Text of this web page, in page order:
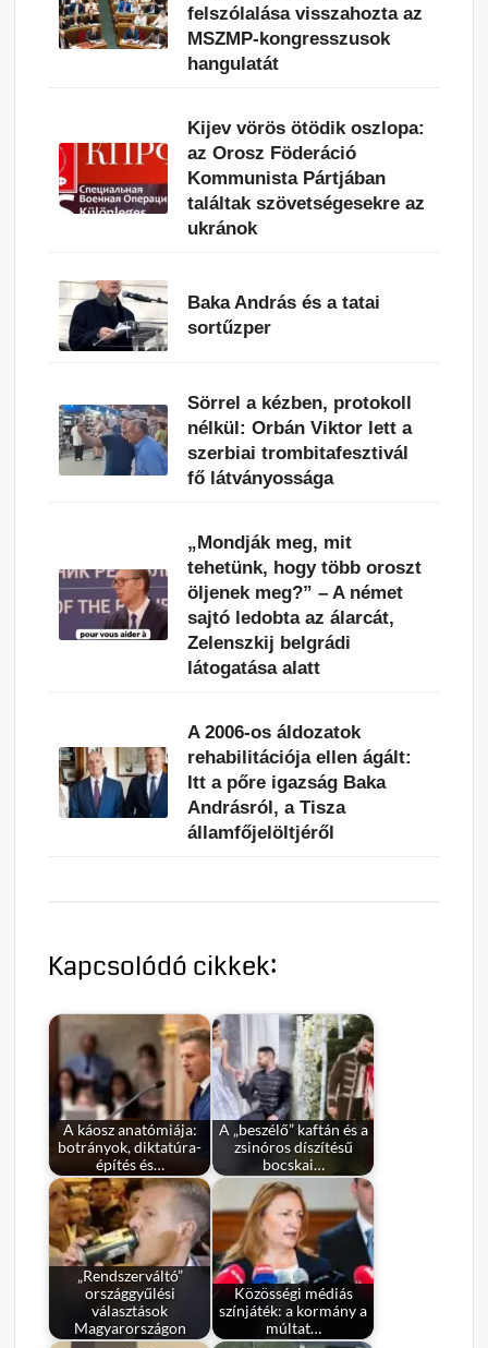
felszólalása visszahozta az
MSZMP-kongresszusok
hangulatát
Kijev vörös ötödik oszlopa:
az Orosz Föderáció
Kommunista Pártjában
találtak szövetségesekre az
ukránok
Baka András és a tatai
sortűzper
Sörrel a kézben, protokoll
nélkül: Orbán Viktor lett a
szerbiai trombitafesztivál
fő látványossága
„Mondják meg, mit
tehetünk, hogy több oroszt
öljenek meg?” – A német
sajtó ledobta az álarcát,
Zelenszkij belgrádi
látogatása alatt
A 2006-os áldozatok
rehabilitációja ellen ágált:
Itt a pőre igazság Baka
Andrásról, a Tisza
államfőjelöltjéről
Kapcsolódó cikkek:
A káosz anatómiája:
botrányok, diktatúra-
építés és…
A „beszélő” kaftán és a
zsinóros díszítésű
bocskai…
„Rendszerváltó”
országgyűlési
választások
Magyarországon
Közösségi médiás
színjáték: a kormány a
múltat…